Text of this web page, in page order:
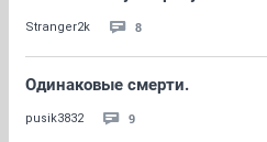
Stranger2k 8
Одинаковые смерти.
pusik3832 9